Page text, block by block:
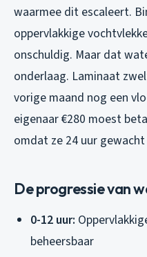
waarmee dit escaleert.
oppervlakkige
onschuldig. Maar dat
onderlaag. Laminaat
vorige maand nog een
eigenaar €280 moest
omdat ze 24 uur
De progressie van
0-12 uur:
beheersbaar